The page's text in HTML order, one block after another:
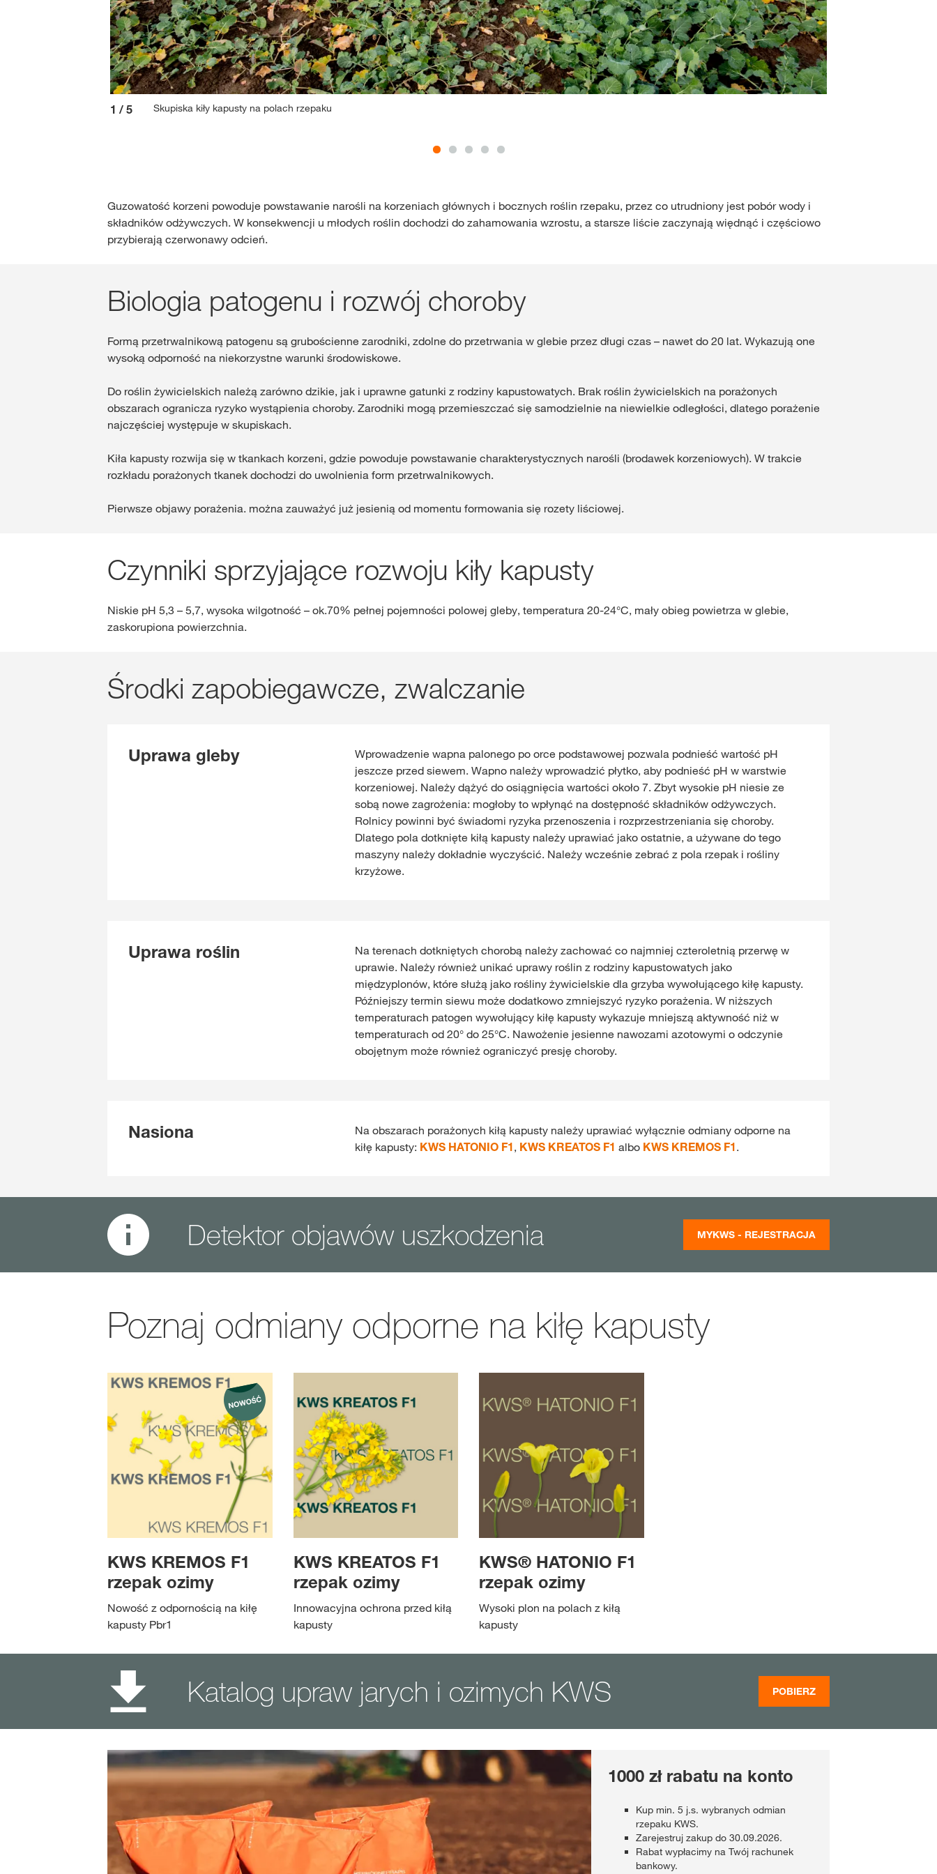
1 / 5 Skupiska kiły kapusty na polach rzepaku
Guzowatość korzeni powoduje powstawanie narośli na korzeniach głównych i bocznych roślin rzepaku, przez co utrudniony jest pobór wody i
składników odżywczych. W konsekwencji u młodych roślin dochodzi do zahamowania wzrostu, a starsze liście zaczynają więdnąć i częściowo
przybierają czerwonawy odcień.
Biologia patogenu i rozwój choroby
Formą przetrwalnikową patogenu są grubościenne zarodniki, zdolne do przetrwania w glebie przez długi czas – nawet do 20 lat. Wykazują one
wysoką odporność na niekorzystne warunki środowiskowe.
Do roślin żywicielskich należą zarówno dzikie, jak i uprawne gatunki z rodziny kapustowatych. Brak roślin żywicielskich na porażonych
obszarach ogranicza ryzyko wystąpienia choroby. Zarodniki mogą przemieszczać się samodzielnie na niewielkie odległości, dlatego porażenie
najczęściej występuje w skupiskach.
Kiła kapusty rozwija się w tkankach korzeni, gdzie powoduje powstawanie charakterystycznych narośli (brodawek korzeniowych). W trakcie
rozkładu porażonych tkanek dochodzi do uwolnienia form przetrwalnikowych.
Pierwsze objawy porażenia. można zauważyć już jesienią od momentu formowania się rozety liściowej.
Czynniki sprzyjające rozwoju kiły kapusty
Niskie pH 5,3 – 5,7, wysoka wilgotność – ok.70% pełnej pojemności polowej gleby, temperatura 20-24°C, mały obieg powietrza w glebie,
zaskorupiona powierzchnia.
Środki zapobiegawcze, zwalczanie
Uprawa gleby
Wprowadzenie wapna palonego po orce podstawowej pozwala podnieść wartość pH
jeszcze przed siewem. Wapno należy wprowadzić płytko, aby podnieść pH w warstwie
korzeniowej. Należy dążyć do osiągnięcia wartości około 7. Zbyt wysokie pH niesie ze
sobą nowe zagrożenia: mogłoby to wpłynąć na dostępność składników odżywczych.
Rolnicy powinni być świadomi ryzyka przenoszenia i rozprzestrzeniania się choroby.
Dlatego pola dotknięte kiłą kapusty należy uprawiać jako ostatnie, a używane do tego
maszyny należy dokładnie wyczyścić. Należy wcześnie zebrać z pola rzepak i rośliny
krzyżowe.
Uprawa roślin
Na terenach dotkniętych chorobą należy zachować co najmniej czteroletnią przerwę w
uprawie. Należy również unikać uprawy roślin z rodziny kapustowatych jako
międzyplonów, które służą jako rośliny żywicielskie dla grzyba wywołującego kiłę kapusty.
Późniejszy termin siewu może dodatkowo zmniejszyć ryzyko porażenia. W niższych
temperaturach patogen wywołujący kiłę kapusty wykazuje mniejszą aktywność niż w
temperaturach od 20° do 25°C. Nawożenie jesienne nawozami azotowymi o odczynie
obojętnym może również ograniczyć presję choroby.
Nasiona
Na obszarach porażonych kiłą kapusty należy uprawiać wyłącznie odmiany odporne na
kiłę kapusty: KWS HATONIO F1, KWS KREATOS F1 albo KWS KREMOS F1.
Detektor objawów uszkodzenia MYKWS - REJESTRACJA
Poznaj odmiany odporne na kiłę kapusty
KWS KREMOS F1
rzepak ozimy
Nowość z odpornością na kiłę
kapusty Pbr1
KWS KREATOS F1
rzepak ozimy
Innowacyjna ochrona przed kiłą
kapusty
KWS® HATONIO F1
rzepak ozimy
Wysoki plon na polach z kiłą
kapusty
Katalog upraw jarych i ozimych KWS POBIERZ
1000 zł rabatu na konto
Kup min. 5 j.s. wybranych odmian
rzepaku KWS.
Zarejestruj zakup do 30.09.2026.
Rabat wypłacimy na Twój rachunek
bankowy.